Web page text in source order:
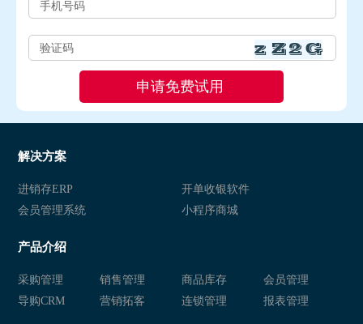
解决方案
进销存ERP
开单收银软件
会员管理系统
小程序商城
产品介绍
采购管理 销售管理 商品库存
会员管理
导购CRM
营销拓客 连锁管理 报表管理